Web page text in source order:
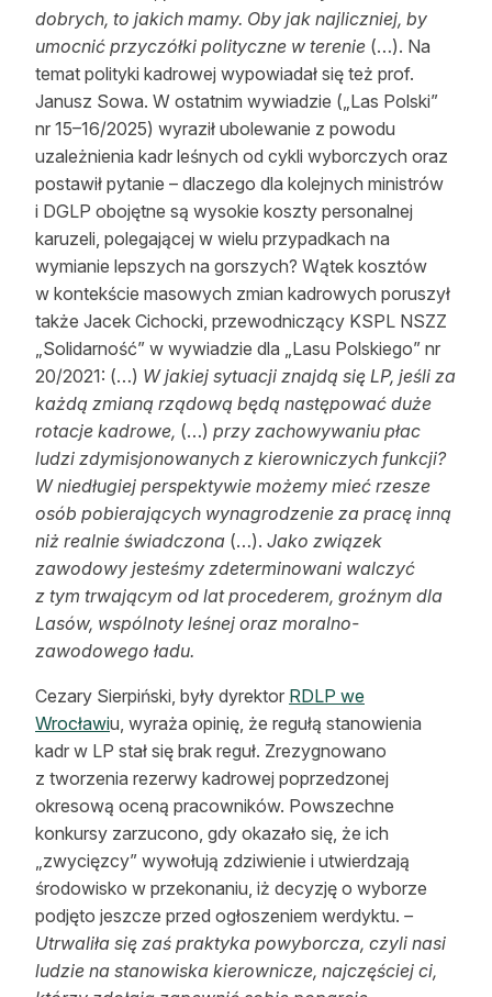
dobrych, to jakich mamy. Oby jak najliczniej, by
umocnić przyczółki polityczne w terenie (…). Na
temat polityki kadrowej wypowiadał się też prof.
Janusz Sowa. W ostatnim wywiadzie („Las Polski”
nr 15–16/2025) wyraził ubolewanie z powodu
uzależnienia kadr leśnych od cykli wyborczych oraz
postawił pytanie – dlaczego dla kolejnych ministrów
i DGLP obojętne są wysokie koszty personalnej
karuzeli, polegającej w wielu przypadkach na
wymianie lepszych na gorszych? Wątek kosztów
w kontekście masowych zmian kadrowych poruszył
także Jacek Cichocki, przewodniczący KSPL NSZZ
„Solidarność” w wywiadzie dla „Lasu Polskiego” nr
20/2021: (…) W jakiej sytuacji znajdą się LP, jeśli za
każdą zmianą rządową będą następować duże
rotacje kadrowe, (…) przy zachowywaniu płac
ludzi zdymisjonowanych z kierowniczych funkcji?
W niedługiej perspektywie możemy mieć rzesze
osób pobierających wynagrodzenie za pracę inną
niż realnie świadczona (…). Jako związek
zawodowy jesteśmy zdeterminowani walczyć
z tym trwającym od lat procederem, groźnym dla
Lasów, wspólnoty leśnej oraz moralno-
zawodowego ładu.
Cezary Sierpiński, były dyrektor RDLP we
Wrocławiu, wyraża opinię, że regułą stanowienia
kadr w LP stał się brak reguł. Zrezygnowano
z tworzenia rezerwy kadrowej poprzedzonej
okresową oceną pracowników. Powszechne
konkursy zarzucono, gdy okazało się, że ich
„zwycięzcy” wywołują zdziwienie i utwierdzają
środowisko w przekonaniu, iż decyzję o wyborze
podjęto jeszcze przed ogłoszeniem werdyktu. –
Utrwaliła się zaś praktyka powyborcza, czyli nasi
ludzie na stanowiska kierownicze, najczęściej ci,